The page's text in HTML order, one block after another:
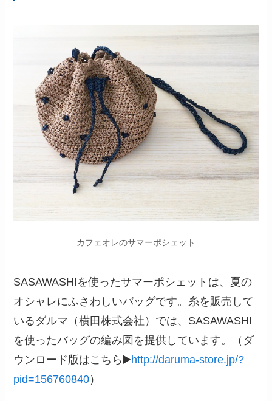
カフェオレのサマーポシェット
SASAWASHIを使ったサマーポシェットは、夏の
オシャレにふさわしいバッグです。糸を販売して
いるダルマ（横田株式会社）では、SASAWASHI
を使ったバッグの編み図を提供しています。（ダ
ウンロード版はこちら▶️http://daruma-store.jp/?
pid=156760840）